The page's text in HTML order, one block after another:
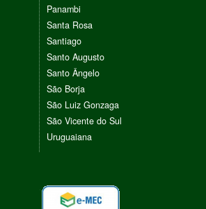
Panambi
Santa Rosa
Santiago
Santo Augusto
Santo Ângelo
São Borja
São Luiz Gonzaga
São Vicente do Sul
Uruguaiana